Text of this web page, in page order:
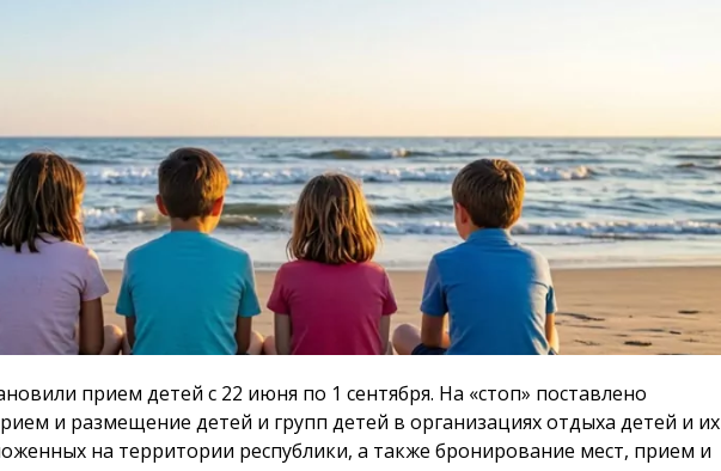
прием детей с 22 июня по 1 сентября. На «стоп» поставлено
и размещение детей и групп детей в организациях отдыха детей и их
на территории республики, а также бронирование мест, прием и